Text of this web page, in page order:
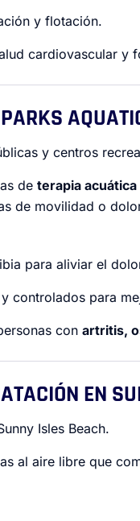
y flotación.
cardiovascular y
y centros
de terapia acuática
de movilidad o
para aliviar el
controlados para
con artritis,
EN
Isles Beach.
al aire libre que